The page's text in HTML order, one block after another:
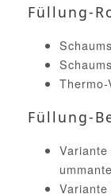
Füllung-
Füllung-